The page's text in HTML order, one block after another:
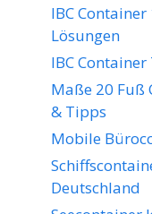
IBC
Lösungen
IBC
Maße 20 Fuß
& Tipps
Mobile
Deutschland